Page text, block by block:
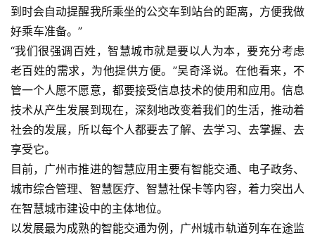
到时会自动提醒我所乘坐的公交车到站台的距离，方便我做
好乘车准备。”
“我们很强调百姓，智慧城市就是要以人为本，要充分考虑
老百姓的需求，为他提供方便。”吴奇泽说。在他看来，不
管一个人愿不愿意，都要接受信息技术的使用和应用。信息
技术从产生发展到现在，深刻地改变着我们的生活，推动着
社会的发展，所以每个人都要去了解、去学习、去掌握、去
享受它。
目前，广州市推进的智慧应用主要有智能交通、电子政务、
城市综合管理、智慧医疗、智慧社保卡等内容，着力突出人
在智慧城市建设中的主体地位。
以发展最为成熟的智能交通为例，广州城市轨道列车在途监